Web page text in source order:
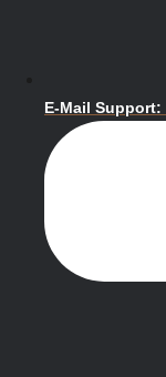
E-Mail Support: